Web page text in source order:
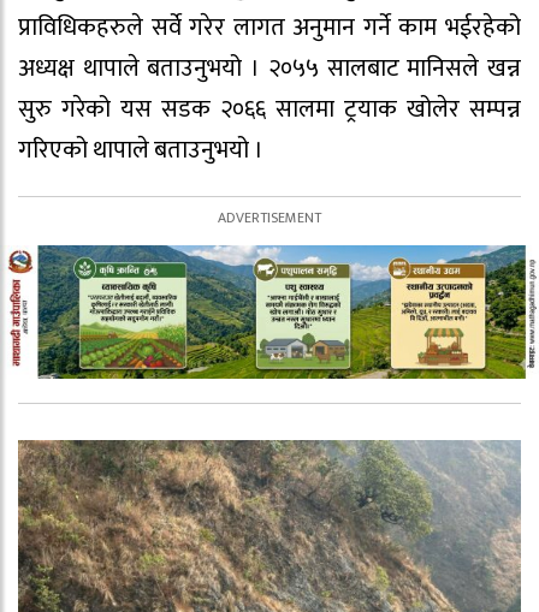
प्राविधिकहरुले सर्वे गरेर लागत अनुमान गर्ने काम भईरहेको
अध्यक्ष थापाले बताउनुभयो । २०५५ सालबाट मानिसले खन्न
सुरु गरेको यस सडक २०६६ सालमा ट्रयाक खोलेर सम्पन्न
गरिएको थापाले बताउनुभयो ।